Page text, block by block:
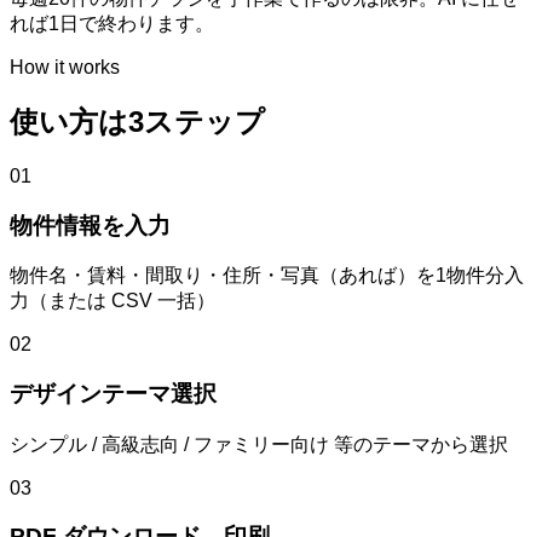
れば1日で終わります。
How it works
使い方は3ステップ
01
物件情報を入力
物件名・賃料・間取り・住所・写真（あれば）を1物件分入
力（または CSV 一括）
02
デザインテーマ選択
シンプル / 高級志向 / ファミリー向け 等のテーマから選択
03